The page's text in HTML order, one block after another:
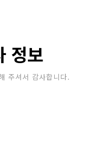
자료실
정보
주셔서 감사합니다.